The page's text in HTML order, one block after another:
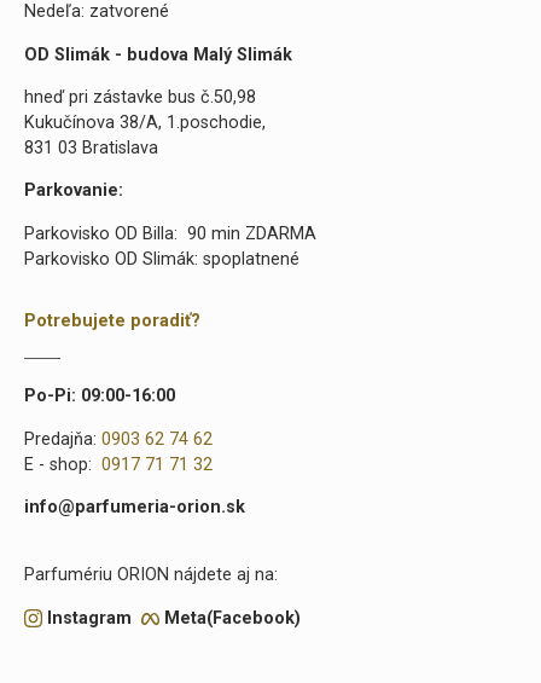
Nedeľa: zatvorené
OD Slimák - budova Malý Slimák
hneď pri zástavke bus č.50,98
Kukučínova 38/A, 1.poschodie,
831 03 Bratislava
Parkovanie:
Parkovisko OD Billa: 90 min ZDARMA
Parkovisko OD Slimák: spoplatnené
Potrebujete poradiť?
Po-Pi: 09:00-16:00
Predajňa: 0903 62 74 62
E - shop: 0917 71 71 32
info@parfumeria-orion.sk
Parfumériu ORION nájdete aj na:
Instagram Meta(Facebook)